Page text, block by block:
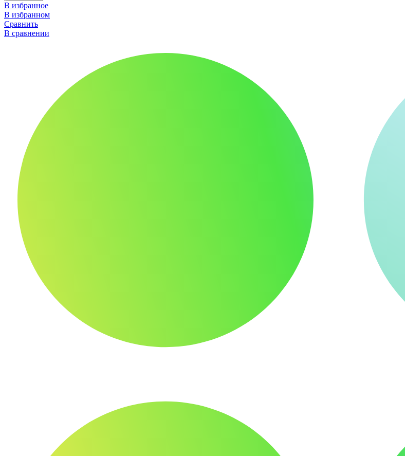
В избранное
В избранном
Сравнить
В сравнении